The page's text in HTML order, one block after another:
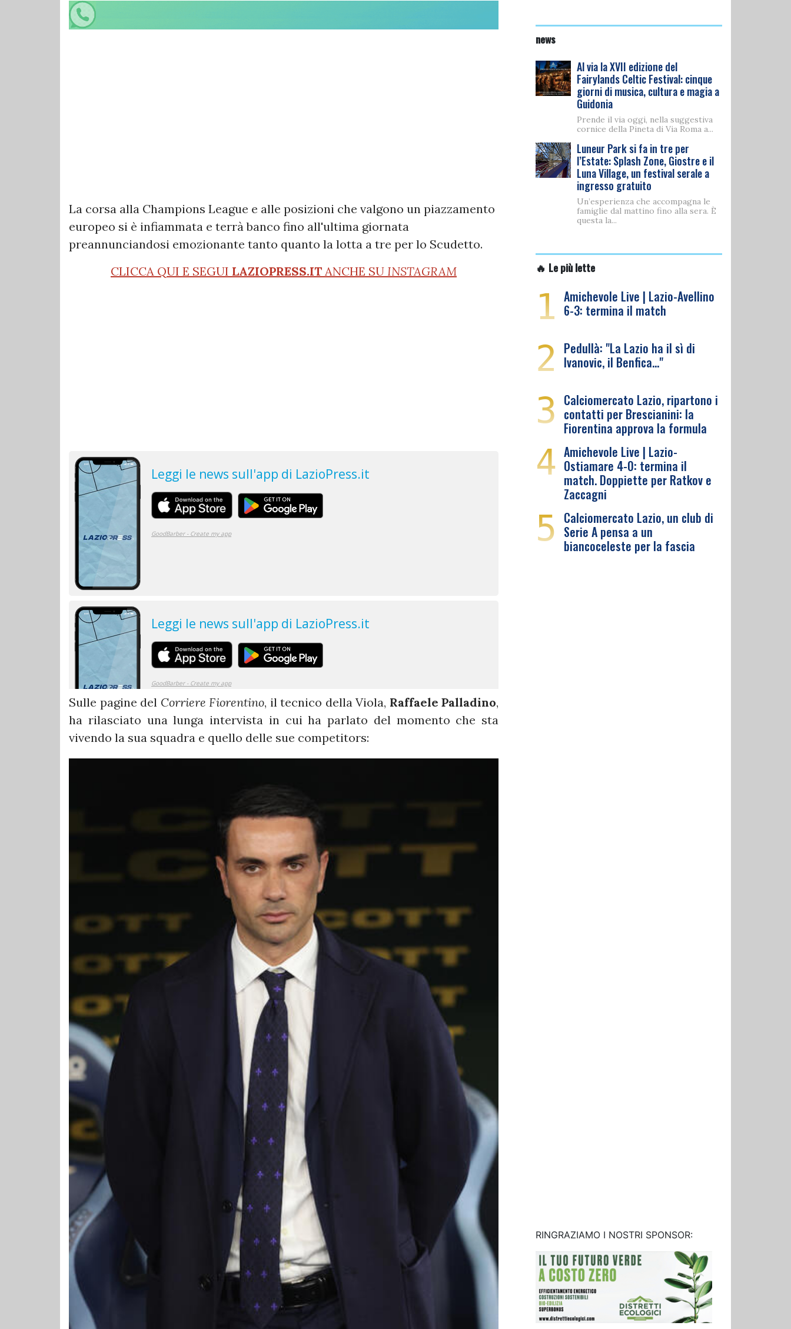
La corsa alla Champions League e alle posizioni che valgono un piazzamento
europeo si è infiammata e terrà banco fino all'ultima giornata
preannunciandosi emozionante tanto quanto la lotta a tre per lo Scudetto.
CLICCA QUI E SEGUI LAZIOPRESS.IT ANCHE SU INSTAGRAM
Sulle pagine del Corriere Fiorentino, il tecnico della Viola, Raffaele Palladino,
ha rilasciato una lunga intervista in cui ha parlato del momento che sta
vivendo la sua squadra e quello delle sue competitors:
news
Al via la XVII edizione del
Fairylands Celtic Festival: cinque
giorni di musica, cultura e magia a
Guidonia
Prende il via oggi, nella suggestiva
cornice della Pineta di Via Roma a...
Luneur Park si fa in tre per
l’Estate: Splash Zone, Giostre e il
Luna Village, un festival serale a
ingresso gratuito
Un’esperienza che accompagna le
famiglie dal mattino fino alla sera. È
questa la...
🔥 Le più lette
1 Amichevole Live | Lazio-Avellino
6-3: termina il match
2 Pedullà: "La Lazio ha il sì di
Ivanovic, il Benfica…"
3 Calciomercato Lazio, ripartono i
contatti per Brescianini: la
Fiorentina approva la formula
4 Amichevole Live | Lazio-
Ostiamare 4-0: termina il
match. Doppiette per Ratkov e
Zaccagni
5 Calciomercato Lazio, un club di
Serie A pensa a un
biancoceleste per la fascia
RINGRAZIAMO I NOSTRI SPONSOR: